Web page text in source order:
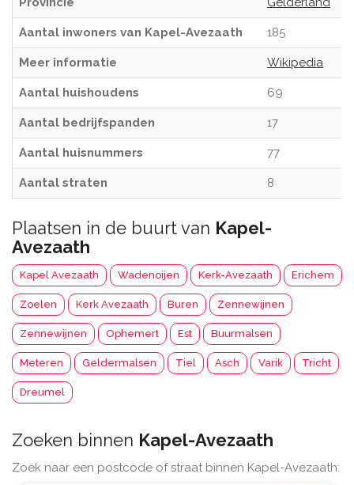
Aantal inwoners van Kapel-Avezaath 185
Meer informatie Wikipedia
Aantal huishoudens 69
Aantal bedrijfspanden 17
Aantal huisnummers 77
Aantal straten 8
Plaatsen in de buurt van Kapel-
Avezaath
Kapel Avezaath Wadenoijen Kerk-Avezaath Erichem
Zoelen Kerk Avezaath Buren Zennewijnen
Zennewijnen Ophemert Est Buurmalsen
Meteren Geldermalsen Tiel Asch Varik Tricht
Dreumel
Zoeken binnen Kapel-Avezaath
Zoek naar een postcode of straat binnen Kapel-Avezaath: